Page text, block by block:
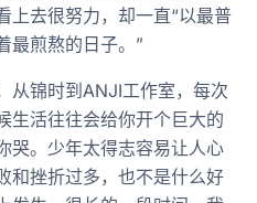
上去很努力，却一直“以最普
最煎熬的日子。”
从锦时到ANJI工作室，每次
生活往往会给你开个巨大的
哭。少年太得志容易让人心
和挫折过多，也不是什么好